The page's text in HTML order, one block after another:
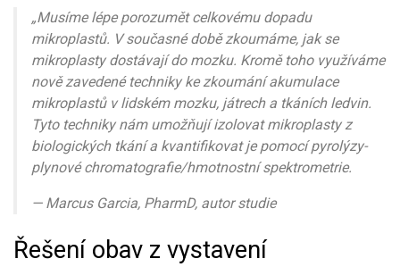
„Musíme lépe porozumět celkovému dopadu
mikroplastů. V současné době zkoumáme, jak se
mikroplasty dostávají do mozku. Kromě toho využíváme
nově zavedené techniky ke zkoumání akumulace
mikroplastů v lidském mozku, játrech a tkáních ledvin.
Tyto techniky nám umožňují izolovat mikroplasty z
biologických tkání a kvantifikovat je pomocí pyrolýzy-
plynové chromatografie/hmotnostní spektrometrie.
— Marcus Garcia, PharmD, autor studie
Řešení obav z vystavení